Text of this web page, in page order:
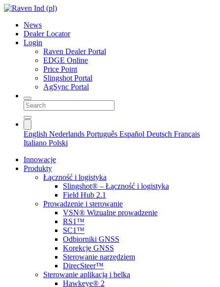
News
Dealer Locator
Login
Raven Dealer Portal
EDGE Online
Price Point
Slingshot Portal
AgSync Portal
English Nederlands Português Español Deutsch Français
Italiano Polski
Innowacje
Produkty
Łączność i logistyka
Slingshot® – Łączność i logistyka
Field Hub 2.1
Prowadzenie i sterowanie
VSN® Wizualne prowadzenie
RS1™
SC1™
Odbiorniki GNSS
Korekcje GNSS
Sterowanie narzędziem
DirecSteer™
Sterowanie aplikacją i belką
Hawkeye® 2